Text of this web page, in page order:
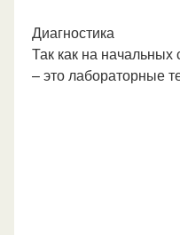
Диагностика
Так как на
– это лабораторные